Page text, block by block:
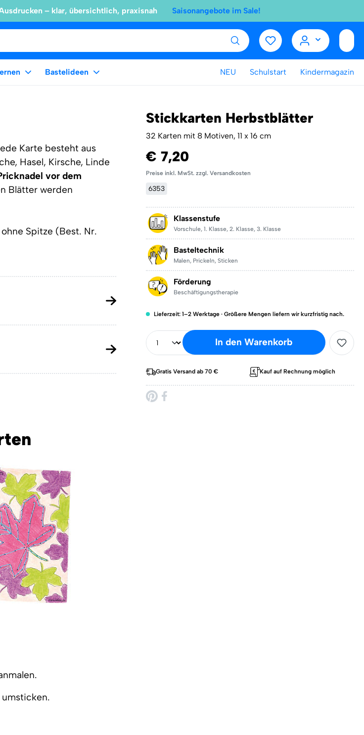
– klar, übersichtlich, praxisnah Saisonangebote im Sale!
Bastelideen NEU Schulstart Kindermagazin
Karte besteht aus
Hasel, Kirsche, Linde
vor dem
Blätter werden
Spitze (Best. Nr.
Stickkarten Herbstblätter
32 Karten mit 8 Motiven, 11 x 16 cm
€ 7,20
Preise inkl. MwSt. zzgl. Versandkosten
6353
Klassenstufe
Vorschule, 1. Klasse, 2. Klasse, 3. Klasse
Basteltechnik
Malen, Prickeln, Sticken
Förderung
Beschäftigungstherapie
Lieferzeit: 1–2 Werktage · Größere Mengen liefern wir kurzfristig nach.
In den Warenkorb
Gratis Versand ab 70 € Kauf auf Rechnung möglich